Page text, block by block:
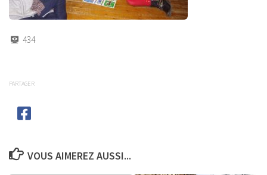
434
PARTAGER
VOUS AIMEREZ AUSSI...